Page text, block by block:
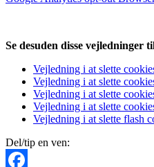
Se desuden disse vejledninger
Vejledning i at slette
Vejledning i at slette
Vejledning i at slette
Vejledning i at slette
Vejledning i at slette flash
Del/tip en ven: